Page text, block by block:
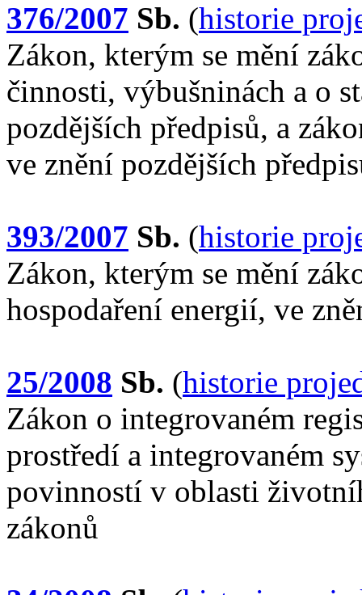
376/2007 Sb. (historie
Zákon, kterým se mění
činnosti, výbušninách a o
pozdějších předpisů, a
ve znění pozdějších
393/2007 Sb. (historie
Zákon, kterým se mění
hospodaření energií, ve
25/2008 Sb. (historie
Zákon o integrovaném
prostředí a integrovaném
povinností v oblasti
zákonů